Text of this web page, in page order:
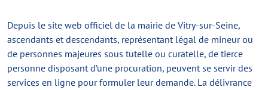
Depuis le site web officiel de la mairie de Vitry-sur-Seine,
ascendants et descendants, représentant légal de mineur ou
de personnes majeures sous tutelle ou curatelle, de tierce
personne disposant d’une procuration, peuvent se servir des
services en ligne pour formuler leur demande. La délivrance